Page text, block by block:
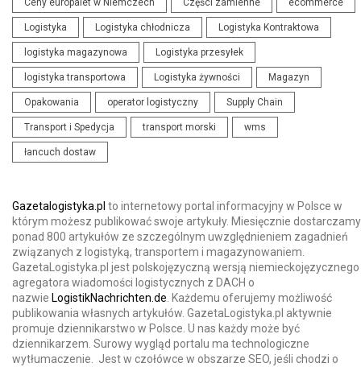
Ceny europalet w Niemczech Części zamienne ecommerce
Logistyka Logistyka chłodnicza Logistyka Kontraktowa
logistyka magazynowa Logistyka przesyłek
logistyka transportowa Logistyka żywności Magazyn
Opakowania operator logistyczny Supply Chain
Transport i Spedycja transport morski wms
łancuch dostaw
Gazetalogistyka.pl to internetowy portal informacyjny w Polsce w
którym możesz publikować swoje artykuły. Miesięcznie dostarczamy
ponad 800 artykułów ze szczególnym uwzględnieniem zagadnień
związanych z logistyką, transportem i magazynowaniem.
GazetaLogistyka.pl jest polskojęzyczną wersją niemieckojęzycznego
agregatora wiadomości logistycznych z DACH o
nazwie LogistikNachrichten.de. Każdemu oferujemy możliwość
publikowania własnych artykułów. GazetaLogistyka.pl aktywnie
promuje dziennikarstwo w Polsce. U nas każdy może być
dziennikarzem. Surowy wygląd portalu ma technologiczne
wytłumaczenie. Jest w czołówce w obszarze SEO, jeśli chodzi o